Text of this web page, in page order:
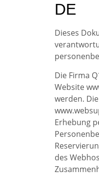
DE
Dieses
Die Firma
Website
werden.
Erhebung
des